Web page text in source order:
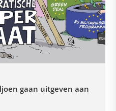
gaan uitgeven aan